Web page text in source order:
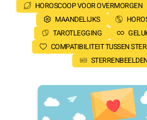
HOROSCOOP VOOR OVERMORGEN
MAANDELIJKS
TAROTLEGGING
COMPATIBILITEIT TUSSEN